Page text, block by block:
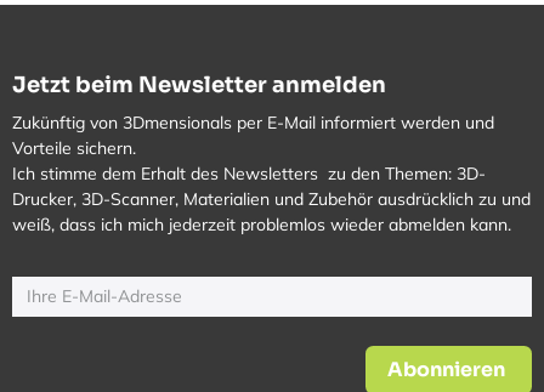
Jetzt beim Newsletter anmelden
Zukünftig von 3Dmensionals per E-Mail informiert werden und
Vorteile sichern.
Ich stimme dem Erhalt des Newsletters zu den Themen: 3D-
Drucker, 3D-Scanner, Materialien und Zubehör ausdrücklich zu und
weiß, dass ich mich jederzeit problemlos wieder abmelden kann.
Abonnieren